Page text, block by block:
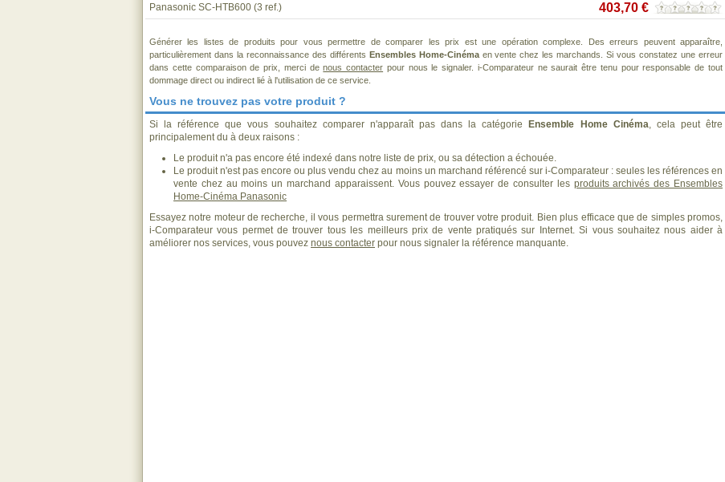
Panasonic SC-HTB600 (3 ref.) 403,70 €
Générer les listes de produits pour vous permettre de comparer les prix est une opération complexe. Des erreurs peuvent apparaître,
particulièrement dans la reconnaissance des différents Ensembles Home-Cinémaen vente chez les marchands. Si vous constatez une erreur
dans cette comparaison de prix, merci denous contacter pour nous le signaler. i-Comparateur ne saurait être tenu pour responsable de tout
dommage direct ou indirect lié à l'utilisation de ce service.
Vous ne trouvez pas votre produit ?
Si la référence que vous souhaitez comparer n'apparaît pas dans la catégorie Ensemble Home Cinéma, cela peut être
principalement du à deux raisons :
Le produit n'a pas encore été indexé dans notre liste de prix, ou sa détection a échouée.
Le produit n'est pas encore ou plus vendu chez au moins un marchand référencé sur i-Comparateur : seules les références en
vente chez au moins un marchand apparaissent. Vous pouvez essayer de consulter les produits archivés des Ensembles
Home-Cinéma Panasonic
Essayez notre moteur de recherche, il vous permettra surement de trouver votre produit. Bien plus efficace que de simples promos,
i-Comparateur vous permet de trouver tous les meilleurs prix de vente pratiqués sur Internet. Si vous souhaitez nous aider à
améliorer nos services, vous pouvez nous contacter pour nous signaler la référence manquante.